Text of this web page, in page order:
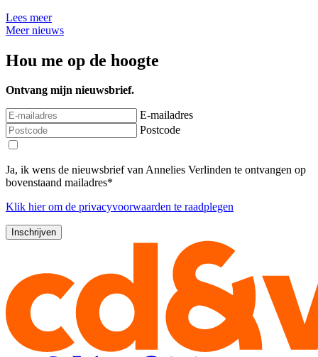
Lees meer
Meer nieuws
Hou me op de hoogte
Ontvang mijn nieuwsbrief.
E-mailadres
Postcode
Ja, ik wens de nieuwsbrief van Annelies Verlinden te ontvangen op
bovenstaand mailadres*
Klik hierom de privacyvoorwaarden te raadplegen